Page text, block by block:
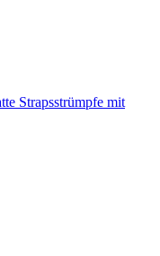
Strapsstrümpfe mit